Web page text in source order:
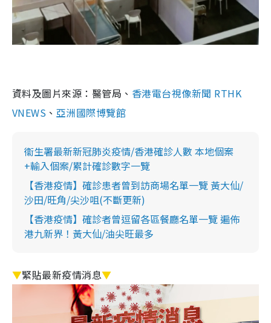
資料及圖片來源：醫管局、 香港電台視像新聞 RTHK
VNEWS 、 亞洲國際博覽館
衞生署最新新冠肺炎疫情/香港確診人數 本地個案
+輸入個案/累計確診數字一覽
【香港疫情】確診患者曾到訪商場名單一覽 黃大仙/
沙田/旺角/尖沙咀(不斷更新)
【香港疫情】確診者曾逗留各區餐廳名單一覽 遍佈
港九新界！黃大仙/油尖旺最多
▼緊貼最新疫情消息▼